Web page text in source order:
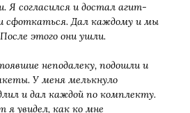
Я согласился и достал агит-
сфоткаться. Дал каждому и мы
этого они ушли.
неподалеку, подошли и
У меня мелькнуло
и дал каждой по комплекту.
я увидел, как ко мне